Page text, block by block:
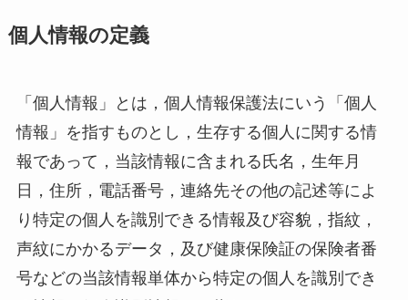
個人情報の定義
「個人情報」とは，個人情報保護法にいう「個人
情報」を指すものとし，生存する個人に関する情
報であって，当該情報に含まれる氏名，生年月
日，住所，電話番号，連絡先その他の記述等によ
り特定の個人を識別できる情報及び容貌，指紋，
声紋にかかるデータ，及び健康保険証の保険者番
号などの当該情報単体から特定の個人を識別でき